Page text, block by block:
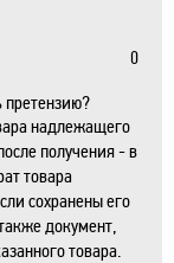
0
претензию?
надлежащего
получения - в
товара
сохранены его
документ,
товара.